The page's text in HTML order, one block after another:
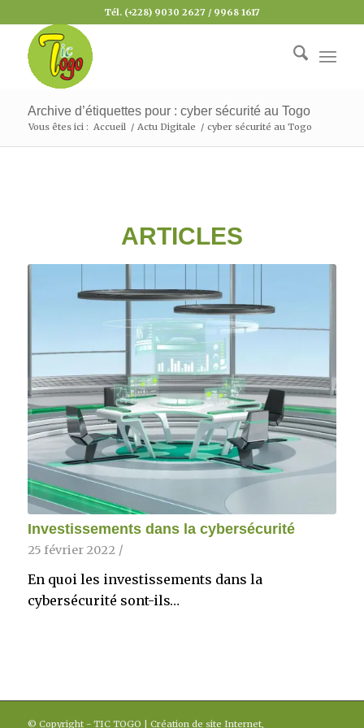
Tél. (+228) 9030 2627 / 9968 1617
Archive d’étiquettes pour : cyber sécurité au Togo
Vous êtes ici : Accueil / Actu Digitale / cyber sécurité au Togo
ARTICLES
Investissements dans la cybersécurité
25 février 2022 /
En quoi les investissements dans la
cybersécurité sont-ils…
© Copyright - TIC TOGO | Création de site Internet,